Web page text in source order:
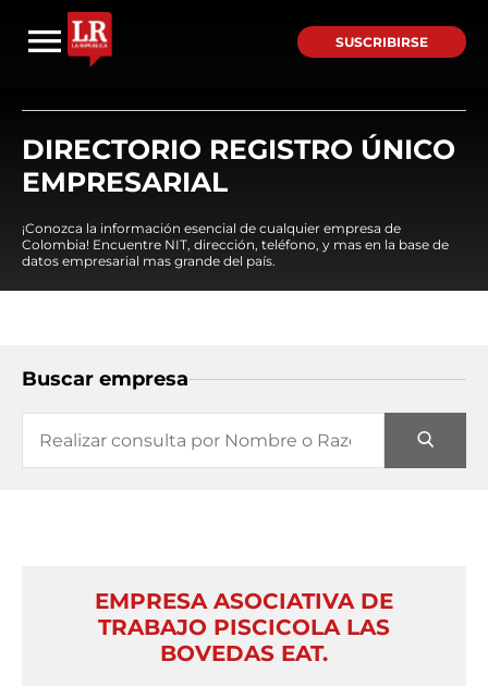
SUSCRIBIRSE
DIRECTORIO REGISTRO ÚNICO
EMPRESARIAL
¡Conozca la información esencial de cualquier empresa de
Colombia! Encuentre NIT, dirección, teléfono, y mas en la base de
datos empresarial mas grande del país.
Buscar empresa
EMPRESA ASOCIATIVA DE
TRABAJO PISCICOLA LAS
BOVEDAS EAT.